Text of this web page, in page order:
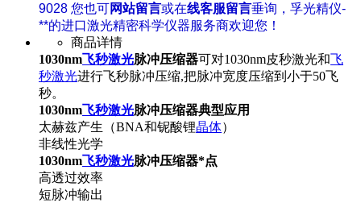
9028 您也可网站留言或在线客服留言垂询，孚光精仪-
**的进口激光精密科学仪器服务商欢迎您！
商品详情
1030nm飞秒激光脉冲压缩器可对1030nm皮秒激光和飞
秒激光进行飞秒脉冲压缩,把脉冲宽度压缩到小于50飞
秒。
1030nm飞秒激光脉冲压缩器典型应用
太赫兹产生（BNA和铌酸锂晶体）
非线性光学
1030nm飞秒激光脉冲压缩器*点
高透过效率
短脉冲输出